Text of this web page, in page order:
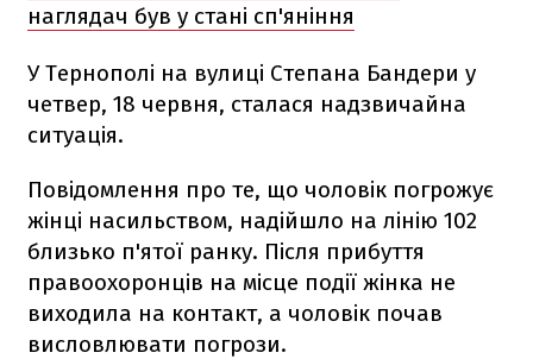
наглядач був у стані сп'яніння
У Тернополі на вулиці Степана Бандери у
четвер, 18 червня, сталася надзвичайна
ситуація.
Повідомлення про те, що чоловік погрожує
жінці насильством, надійшло на лінію 102
близько п'ятої ранку. Після прибуття
правоохоронців на місце події жінка не
виходила на контакт, а чоловік почав
висловлювати погрози.